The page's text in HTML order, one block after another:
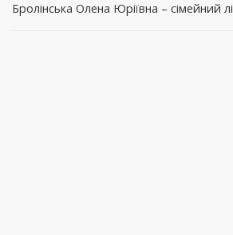
Бролінська Олена Юріївна – сімейний